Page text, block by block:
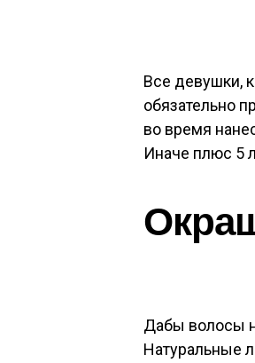
Все девушки,
обязательно
во время
Иначе плюс 5
Дабы волосы
Натуральные